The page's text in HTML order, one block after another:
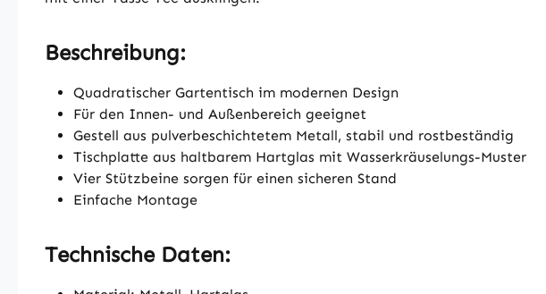
Beschreibung:
Quadratischer Gartentisch im modernen Design
Für den Innen- und Außenbereich geeignet
Gestell aus pulverbeschichtetem Metall, stabil und rostbeständig
Tischplatte aus haltbarem Hartglas mit Wasserkräuselungs-Muster
Vier Stützbeine sorgen für einen sicheren Stand
Einfache Montage
Technische Daten: